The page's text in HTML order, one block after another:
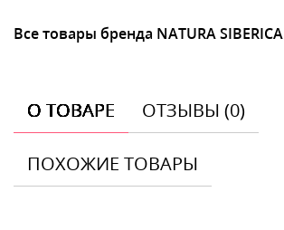
Все товары бренда NATURA SIBERICA
О ТОВАРЕ ОТЗЫВЫ (0)
ПОХОЖИЕ ТОВАРЫ